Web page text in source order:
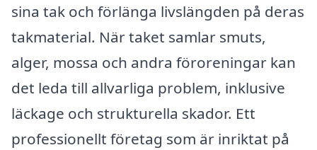
sina tak och förlänga livslängden på deras
takmaterial. När taket samlar smuts,
alger, mossa och andra föroreningar kan
det leda till allvarliga problem, inklusive
läckage och strukturella skador. Ett
professionellt företag som är inriktat på